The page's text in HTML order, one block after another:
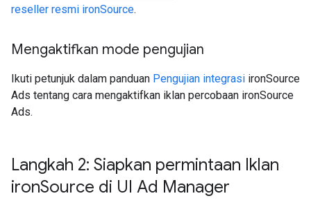
reseller resmi ironSource.
Mengaktifkan mode pengujian
Ikuti petunjuk dalam panduan Pengujian integrasi ironSource
Ads tentang cara mengaktifkan iklan percobaan ironSource
Ads.
Langkah 2: Siapkan permintaan Iklan
ironSource di UI Ad Manager